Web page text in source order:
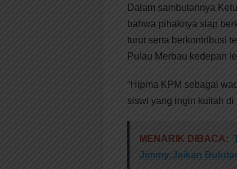
Dalam sambutannya
bahwa pihaknya siap
turut serta berkontribusi
Pulau Merbau kedepan
“Hipma KPM sebagai
siswi yang ingin kuliah di
MENARIK DIBACA:
Jimmy:Jaikan